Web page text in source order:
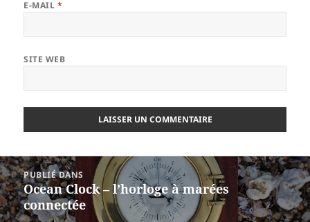
E-MAIL *
SITE WEB
Navigation
de
l’article
PUBLIÉ DANS
Ocean Clock – l’horloge à marées
connectée